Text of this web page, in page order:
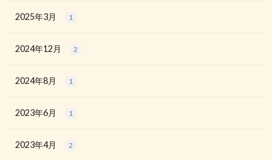
2025年3月 1
2024年12月 2
2024年8月 1
2023年6月 1
2023年4月 2